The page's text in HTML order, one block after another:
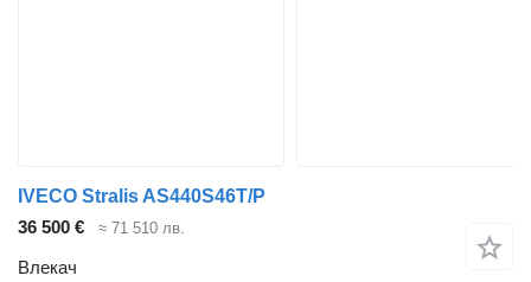
IVECO Stralis AS440S46T/P
36 500 €
≈ 71 510 лв.
Влекач